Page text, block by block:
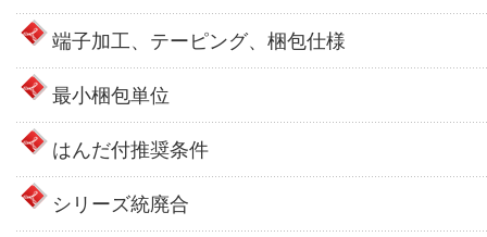
端子加工、テーピング、梱包仕様
最小梱包単位
はんだ付推奨条件
シリーズ統廃合